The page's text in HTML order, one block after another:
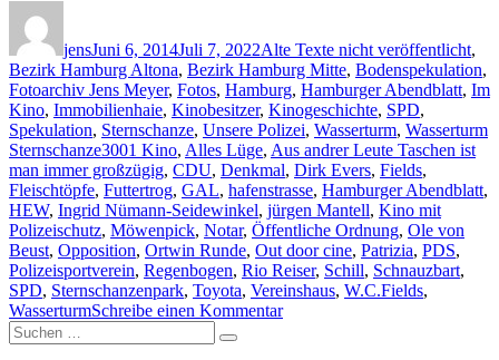
Schanzenpark-
ein
paar
Worte
zu
sagen“
jensJuni 6, 2014Juli 7, 2022Alte Texte nicht veröffentlicht,
Bezirk Hamburg Altona, Bezirk Hamburg Mitte, Bodenspekulation,
Fotoarchiv Jens Meyer, Fotos, Hamburg, Hamburger Abendblatt, Im
Kino, Immobilienhaie, Kinobesitzer, Kinogeschichte, SPD,
Spekulation, Sternschanze, Unsere Polizei, Wasserturm, Wasserturm
SternschanzeSchlagwörter
3001 Kino, Alles Lüge, Aus andrer Leute Taschen ist
man immer großzügig, CDU, Denkmal, Dirk Evers, Fields,
Fleischtöpfe, Futtertrog, GAL, hafenstrasse, Hamburger Abendblatt,
HEW, Ingrid Nümann-Seidewinkel, jürgen Mantell, Kino mit
Polizeischutz, Möwenpick, Notar, Öffentliche Ordnung, Ole von
Beust, Opposition, Ortwin Runde, Out door cine, Patrizia, PDS,
Polizeisportverein, Regenbogen, Rio Reiser, Schill, Schnauzbart,
SPD, Sternschanzenpark, Toyota, Vereinshaus, W.C.Fields,
WasserturmSchreibe einen Kommentarzu
Suche
nach:
Suchen